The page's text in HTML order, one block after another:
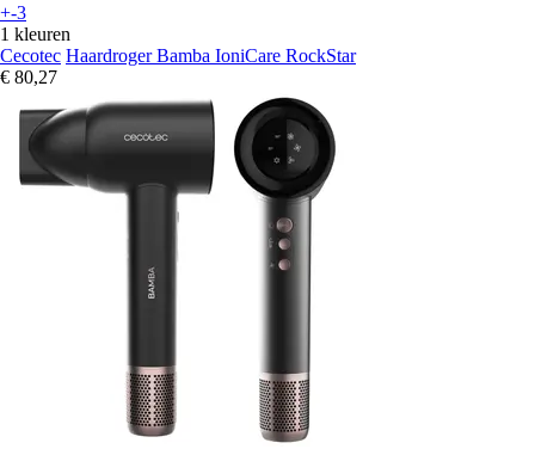
+-3
1 kleuren
Cecotec Haardroger Bamba IoniCare RockStar
€ 80,27